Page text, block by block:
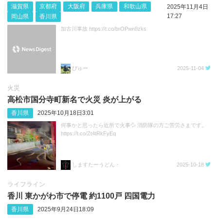
滋賀県 京都府 大阪府 兵庫県
和歌山県
岡山県
香川県
2025年11月4日
17:27
加古川事故 https://t.co/brOPwn8zks
ぴゅー 2025-11-04
火災
高松市国分寺町新名で火災 炎が上がる
香川県 2025年10月18日3:01
何事かと思ったら近所で火事💦 消防隊の方ご苦労さまです。
https://t.co/Zt4tRkFyEq
しますたーうどん・ 2025-10-18
ライフライン
香川 東かがわ市で停電 約1100戸 四国電力
香川県 2025年9月24日18:09